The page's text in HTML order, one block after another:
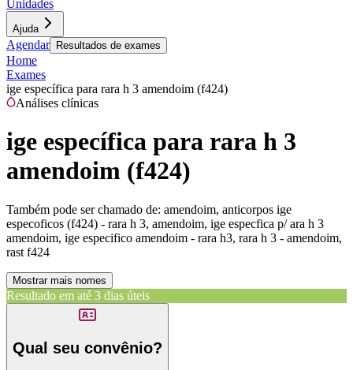
Unidades
Ajuda
Agendar Resultados de exames
Home
Exames
ige específica para rara h 3 amendoim (f424)
Análises clínicas
ige específica para rara h 3
amendoim (f424)
Também pode ser chamado de: amendoim, anticorpos ige
especoficos (f424) - rara h 3, amendoim, ige especfica p/ ara h 3
amendoim, ige especifico amendoim - rara h3, rara h 3 - amendoim,
rast f424
Mostrar mais nomes
Resultado em até 3 dias úteis
Qual seu convênio?